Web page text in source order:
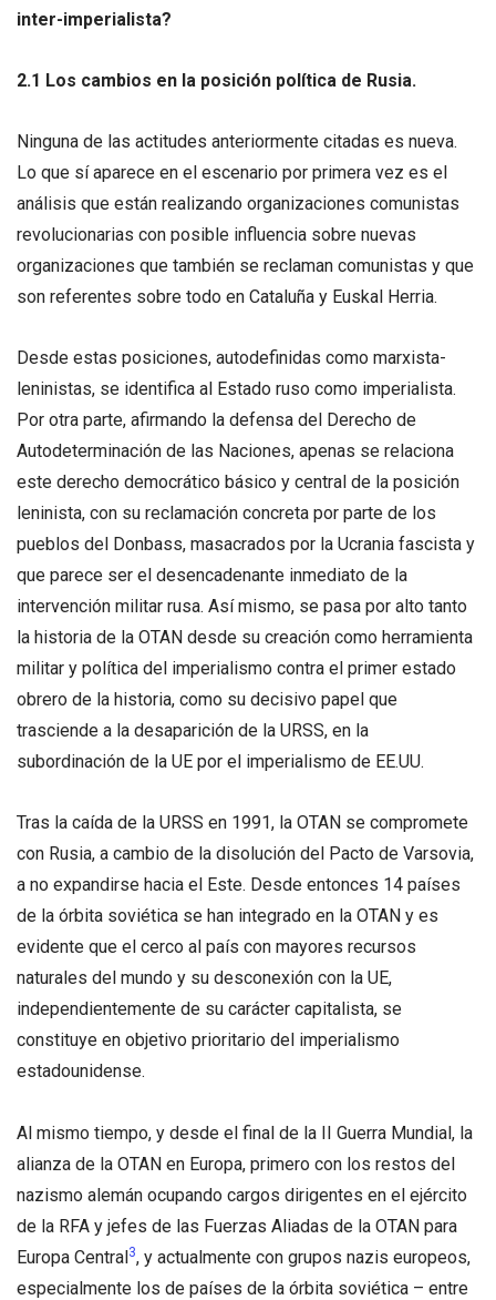
inter-imperialista?
2.1 Los cambios en la posición política de Rusia.
Ninguna de las actitudes anteriormente citadas es nueva.
Lo que sí aparece en el escenario por primera vez es el
análisis que están realizando organizaciones comunistas
revolucionarias con posible influencia sobre nuevas
organizaciones que también se reclaman comunistas y que
son referentes sobre todo en Cataluña y Euskal Herria.
Desde estas posiciones, autodefinidas como marxista-
leninistas, se identifica al Estado ruso como imperialista.
Por otra parte, afirmando la defensa del Derecho de
Autodeterminación de las Naciones, apenas se relaciona
este derecho democrático básico y central de la posición
leninista, con su reclamación concreta por parte de los
pueblos del Donbass, masacrados por la Ucrania fascista y
que parece ser el desencadenante inmediato de la
intervención militar rusa. Así mismo, se pasa por alto tanto
la historia de la OTAN desde su creación como herramienta
militar y política del imperialismo contra el primer estado
obrero de la historia, como su decisivo papel que
trasciende a la desaparición de la URSS, en la
subordinación de la UE por el imperialismo de EE.UU.
Tras la caída de la URSS en 1991, la OTAN se compromete
con Rusia, a cambio de la disolución del Pacto de Varsovia,
a no expandirse hacia el Este. Desde entonces 14 países
de la órbita soviética se han integrado en la OTAN y es
evidente que el cerco al país con mayores recursos
naturales del mundo y su desconexión con la UE,
independientemente de su carácter capitalista, se
constituye en objetivo prioritario del imperialismo
estadounidense.
Al mismo tiempo, y desde el final de la II Guerra Mundial, la
alianza de la OTAN en Europa, primero con los restos del
nazismo alemán ocupando cargos dirigentes en el ejército
de la RFA y jefes de las Fuerzas Aliadas de la OTAN para
Europa Central3, y actualmente con grupos nazis europeos,
especialmente los de países de la órbita soviética – entre